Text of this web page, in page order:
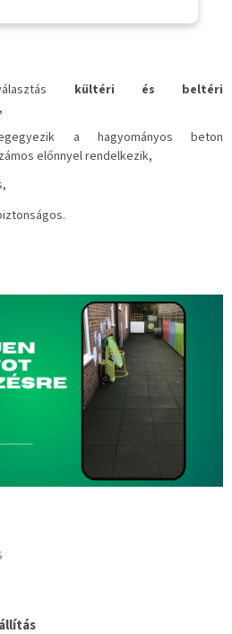
kültéri és beltéri
,
a hagyományos beton
előnnyel rendelkezik,